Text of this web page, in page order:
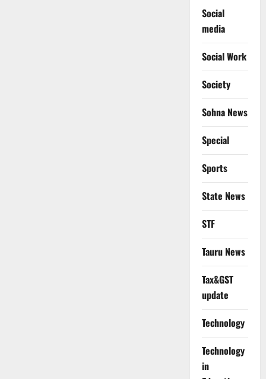
Social
media
Social Work
Society
Sohna News
Special
Sports
State News
STF
Tauru News
Tax&GST
update
Technology
Technology
in